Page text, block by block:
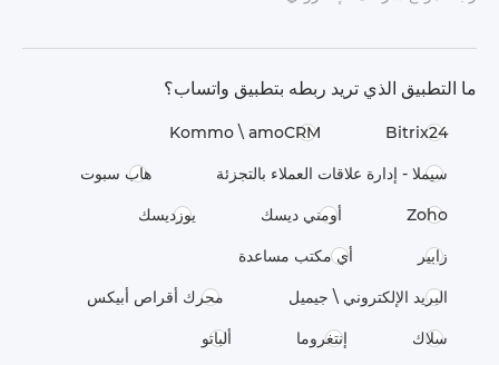
ما التطبيق الذي تريد ربطه بتطبيق واتساب؟
Bitrix24
Kommo \​ amoCRM
سيملا - إدارة علاقات العملاء بالتجزئة هاب سبوت
Zoho أومني ديسك يوزديسك
زابير أي مكتب مساعدة
البريد الإلكتروني \ جيميل محرك أقراص أبيكس
سلاك إنتغروما ألباتو